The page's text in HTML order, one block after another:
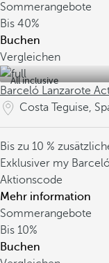
Sommerangebote
Bis 40%
Buchen
Vergleichen
All inclusive
Barceló Lanzarote
Costa Teguise,
Bis zu 10 %
Exklusiver my
Aktionscode
Mehr information
Sommerangebote
Bis 10%
Buchen